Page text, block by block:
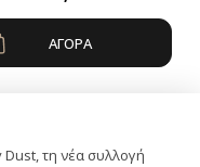
ΑΓΟΡΆ
Dust, τη νέα συλλογή